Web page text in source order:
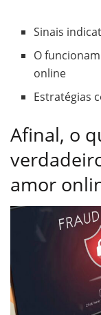
Sinais
O
online
Estratégias
Afinal, o
amor